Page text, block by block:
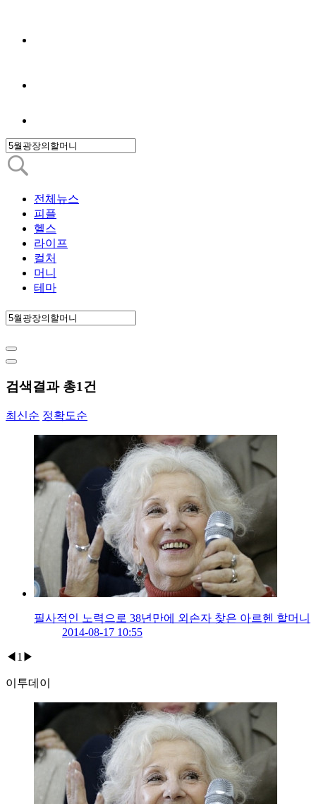
전체뉴스
피플
헬스
라이프
컬처
머니
테마
검색결과 총1건
최신순 정확도순
필사적인 노력으로 38년만에 외손자 찾은 아르헨 할머니
2014-08-17 10:55
◀ 1 ▶
이투데이